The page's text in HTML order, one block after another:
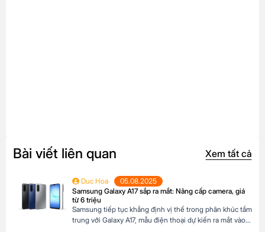
Bài viết liên quan Xem tất cả
Duc Hoa
05.08.2025
Samsung Galaxy A17 sắp ra mắt: Nâng cấp camera, giá
từ 6 triệu
Samsung tiếp tục khẳng định vị thế trong phân khúc tầm
trung với Galaxy A17, mẫu điện thoại dự kiến ra mắt vào